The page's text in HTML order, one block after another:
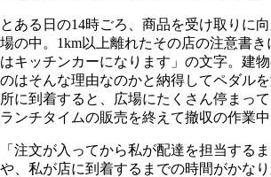
とある日の14時ごろ、商品を受け取りに
場の中。1km以上離れたその店の注意書
はキッチンカーになります」の文字。建
のはそんな理由なのかと納得してペダル
所に到着すると、広場にたくさん停まっ
ランチタイムの販売を終えて撤収の作業中
「注文が入ってから私が配達を担当する
や、私が店に到着するまでの時間がかな